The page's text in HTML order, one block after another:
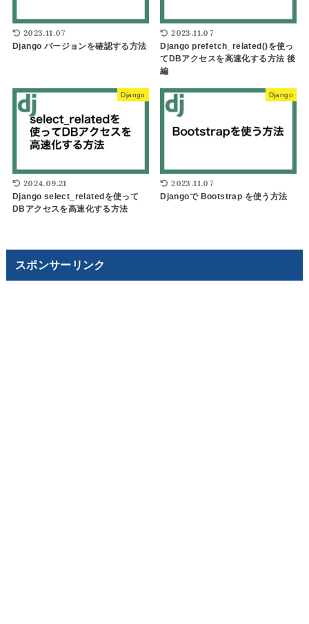
2023.11.07
Django バージョンを確認する方法
2023.11.07
Django prefetch_related()を使っ
てDBアクセスを高速化する方法 後
編
Django
2024.09.21
Django select_relatedを使って
DBアクセスを高速化する方法
Django
2023.11.07
Djangoで Bootstrap を使う方法
スポンサーリンク